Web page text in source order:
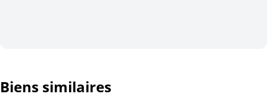
Biens similaires